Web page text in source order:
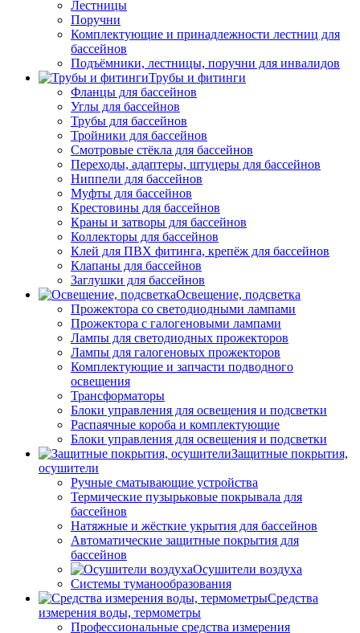
Лестницы
Поручни
Комплектующие и принадлежности лестниц для
бассейнов
Подъёмники, лестницы, поручни для инвалидов
Трубы и фитинги
Фланцы для бассейнов
Углы для бассейнов
Трубы для бассейнов
Тройники для бассейнов
Смотровые стёкла для бассейнов
Переходы, адаптеры, штуцеры для бассейнов
Ниппели для бассейнов
Муфты для бассейнов
Крестовины для бассейнов
Краны и затворы для бассейнов
Коллекторы для бассейнов
Клей для ПВХ фитинга, крепёж для бассейнов
Клапаны для бассейнов
Заглушки для бассейнов
Освещение, подсветка
Прожектора со светодиодными лампами
Прожектора с галогеновыми лампами
Лампы для светодиодных прожекторов
Лампы для галогеновых прожекторов
Комплектующие и запчасти подводного
освещения
Трансформаторы
Блоки управления для освещения и подсветки
Распаячные короба и комплектующие
Блоки управления для освещения и подсветки
Защитные покрытия,
осушители
Ручные сматывающие устройства
Термические пузырьковые покрывала для
бассейнов
Натяжные и жёсткие укрытия для бассейнов
Автоматические защитные покрытия для
бассейнов
Осушители воздуха
Системы туманообразования
Средства
измерения воды, термометры
Профессиональные средства измерения